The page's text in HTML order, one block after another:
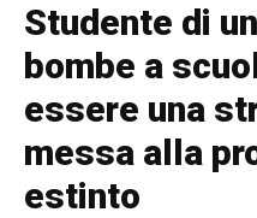
Studente di
bombe a
essere una
messa alla
estinto